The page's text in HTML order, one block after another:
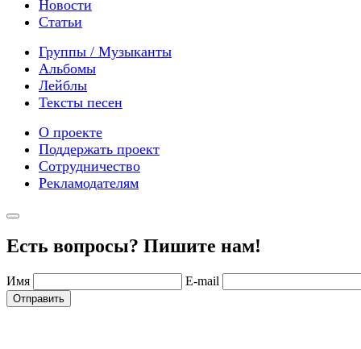
Новости
Статьи
Группы / Музыканты
Альбомы
Лейблы
Тексты песен
О проекте
Поддержать проект
Сотрудничество
Рекламодателям
Есть вопросы? Пишите нам!
Имя E-mail